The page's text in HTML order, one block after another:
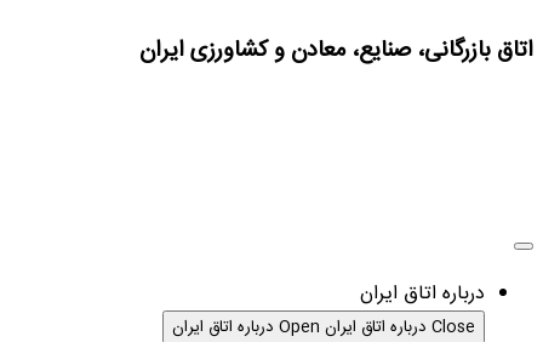
اتاق بازرگانی، صنایع، معادن و کشاورزی ایران
درباره اتاق ایران
Close درباره اتاق ایران Open درباره اتاق ایران